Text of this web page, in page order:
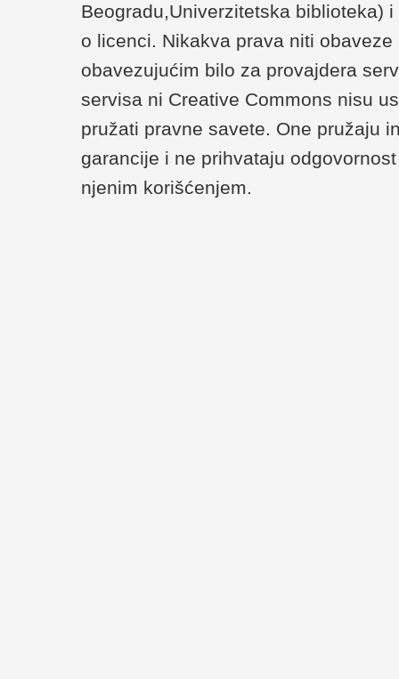
Beogradu,Univerzitetska biblioteka)
o licenci. Nikakva prava niti
obavezujućim bilo za provajdera
servisa ni Creative Commons nisu
pružati pravne savete. One pružaju
garancije i ne prihvataju
njenim korišćenjem.